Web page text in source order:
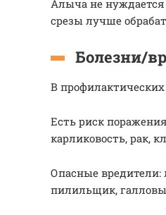
Алыча не нуждается
срезы лучше
Болезни/
В
Есть риск
карликовость, рак,
Опасные вредители:
пилильщик,